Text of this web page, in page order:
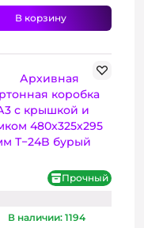
В корзину
Прочный
В наличии: 1194